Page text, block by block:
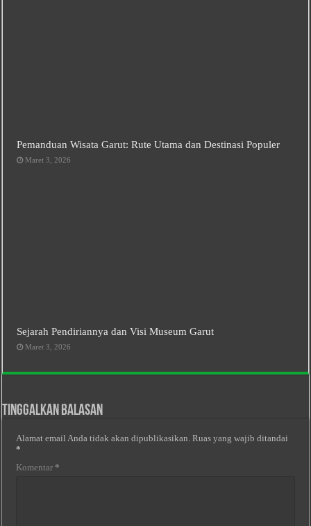
Pemanduan Wisata Garut: Rute Utama dan Destinasi Populer
Maret 3, 2026
Sejarah Pendiriannya dan Visi Museum Garut
Maret 3, 2026
Tinggalkan Balasan
Alamat email Anda tidak akan dipublikasikan. Ruas yang wajib ditandai
*
Komentar *